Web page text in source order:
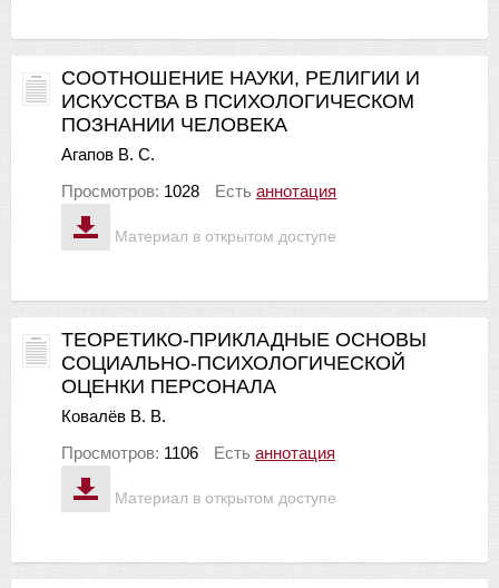
Материал в открытом доступе
СООТНОШЕНИЕ НАУКИ, РЕЛИГИИ И
ИСКУССТВА В ПСИХОЛОГИЧЕСКОМ
ПОЗНАНИИ ЧЕЛОВЕКА
Агапов В. С.
Просмотров: 1028 Есть аннотация
Материал в открытом доступе
ТЕОРЕТИКО-ПРИКЛАДНЫЕ ОСНОВЫ
СОЦИАЛЬНО-ПСИХОЛОГИЧЕСКОЙ
ОЦЕНКИ ПЕРСОНАЛА
Ковалёв В. В.
Просмотров: 1106 Есть аннотация